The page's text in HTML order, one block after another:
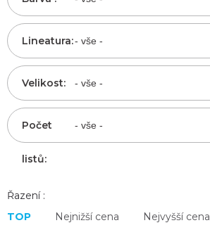
Lineatura:
Velikost:
Počet
listů:
Řazení :
TOP
Nejnižší cena Nejvyšší cena